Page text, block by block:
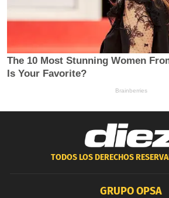
TODOS LOS DERECHOS
GRUPO OPSA